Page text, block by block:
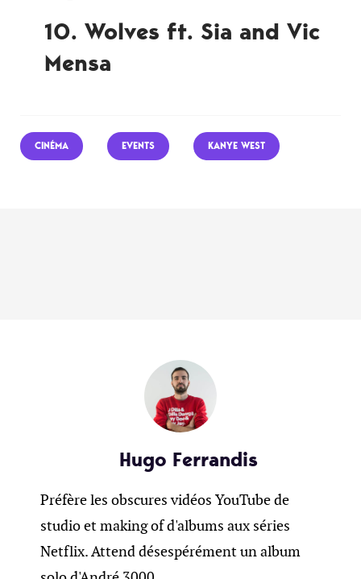
10. Wolves ft. Sia and Vic
Mensa
CINÉMA EVENTS KANYE WEST
Hugo Ferrandis
Préfère les obscures vidéos YouTube de
studio et making of d'albums aux séries
Netflix. Attend désespérément un album